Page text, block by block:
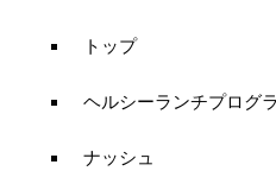
トップ
ヘルシーランチプログ
ナッシュ